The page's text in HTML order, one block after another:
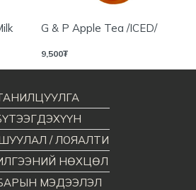
G & P Apple Tea /ICED/
9,500₮
/ ЛОЯАЛТИ
НӨХЦӨЛ
МЭДЭЭЛЭЛ